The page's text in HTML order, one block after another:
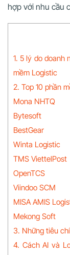
hợp với nhu cầu
1. 5 lý do doanh
mềm Logistic
2. Top 10 phần
Mona NHTQ
Bytesoft
BestGear
Winta Logistic
TMS ViettelPost
OpenTCS
Viindoo SCM
MISA AMIS
Mekong Soft
3. Những tiêu
4. Cách AI và